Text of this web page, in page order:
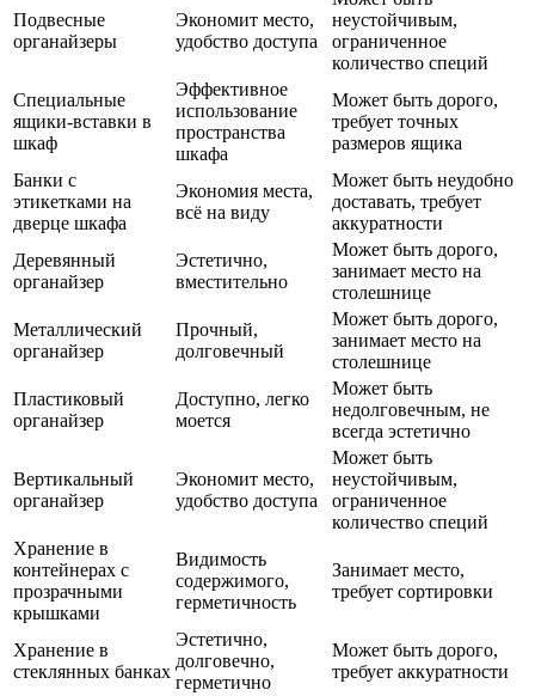
Подвесные
органайзеры
Экономит место,
удобство доступа
неустойчивым,
ограниченное
количество специй
Специальные
ящики-вставки в
шкаф
Эффективное
использование
пространства
шкафа
Может быть дорого,
требует точных
размеров ящика
Банки с
этикетками на
дверце шкафа
Экономия места,
всё на виду
Может быть неудобно
доставать, требует
аккуратности
Деревянный
органайзер
Эстетично,
вместительно
Может быть дорого,
занимает место на
столешнице
Металлический
органайзер
Прочный,
долговечный
Может быть дорого,
занимает место на
столешнице
Пластиковый
органайзер
Доступно, легко
моется
Может быть
недолговечным, не
всегда эстетично
Вертикальный
органайзер
Экономит место,
удобство доступа
Может быть
неустойчивым,
ограниченное
количество специй
Хранение в
контейнерах с
прозрачными
крышками
Видимость
содержимого,
герметичность
Занимает место,
требует сортировки
Хранение в
стеклянных банках
Эстетично,
долговечно,
герметично
Может быть дорого,
требует аккуратности